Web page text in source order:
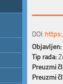
DOI:
Objavljen:
Tip rada:
Preuzmi
Preuzmi